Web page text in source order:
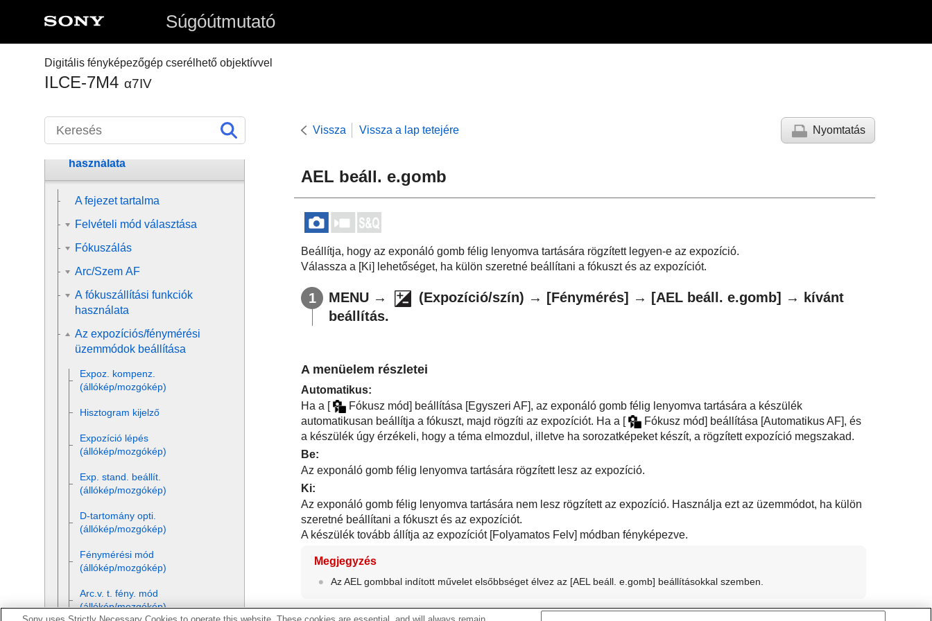
Súgóútmutató
Digitális fényképezőgép cserélhető objektívvel
ILCE-7M4 α7IV
Vissza Vissza a lap tetejére Nyomtatás
AEL beáll. e.gomb
Beállítja, hogy az exponáló gomb félig lenyomva tartására rögzített legyen-e az expozíció.
Válassza a [Ki] lehetőséget, ha külön szeretné beállítani a fókuszt és az expozíciót.
MENU → (Expozíció/szín) → [Fénymérés] → [AEL beáll. e.gomb]
→ kívánt
beállítás.
A menüelem részletei
Automatikus:
Ha a [ Fókusz mód] beállítása [Egyszeri AF], az exponáló gomb félig lenyomva tartására a készülék
automatikusan beállítja a fókuszt, majd rögzíti az expozíciót. Ha a [ Fókusz mód] beállítása [Automatikus AF], és
a készülék úgy érzékeli, hogy a téma elmozdul, illetve ha sorozatképeket készít, a rögzített expozíció megszakad.
Be:
Az exponáló gomb félig lenyomva tartására rögzített lesz az expozíció.
Ki:
Az exponáló gomb félig lenyomva tartására nem lesz rögzített az expozíció. Használja ezt az üzemmódot, ha külön
szeretné beállítani a fókuszt és az expozíciót.
A készülék tovább állítja az expozíciót [Folyamatos Felv] módban fényképezve.
Megjegyzés
Az AEL gombbal indított művelet elsőbbséget élvez az [AEL beáll. e.gomb] beállításokkal szemben.
A fényképezőgép előkészítése /
műveletek
ben
A fényképezési funkciók
használata
A fejezet tartalma
Felvételi mód választása
Fókuszálás
Arc/Szem AF
A fókuszállítási funkciók
használata
Az expozíciós/fénymérési
üzemmódok beállítása
Expoz. kompenz.
(állókép/mozgókép)
Hisztogram kijelző
Expozíció lépés
(állókép/mozgókép)
Exp. stand. beállít.
(állókép/mozgókép)
D-tartomány opti.
(állókép/mozgókép)
Fénymérési mód
(állókép/mozgókép)
Arc.v. t. fény. mód
(állókép/mozgókép)